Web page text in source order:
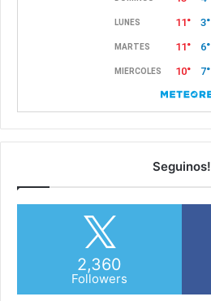
Seguinos!
2,360
Followers